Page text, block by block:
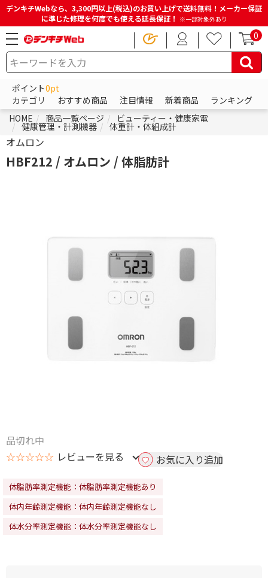
デンキチWebなら、3,300円以上(税込)のお買い上げで送料無料！メーカー保証
に準じた修理を何度でも使える延長保証！ ※一部対象外あり
0
ポイント0pt
カテゴリ
おすすめ商品 注目情報 新着商品
ランキング
HOME
商品一覧ページ ビューティー・健康家電
健康管理・計測機器 体重計・体組成計
オムロン
HBF212 / オムロン / 体脂肪計
品切れ中
☆☆☆☆☆ レビューを見る お気に入り追加
体脂肪率測定機能：体脂肪率測定機能あり
体内年齢測定機能：体内年齢測定機能なし
体水分率測定機能：体水分率測定機能なし